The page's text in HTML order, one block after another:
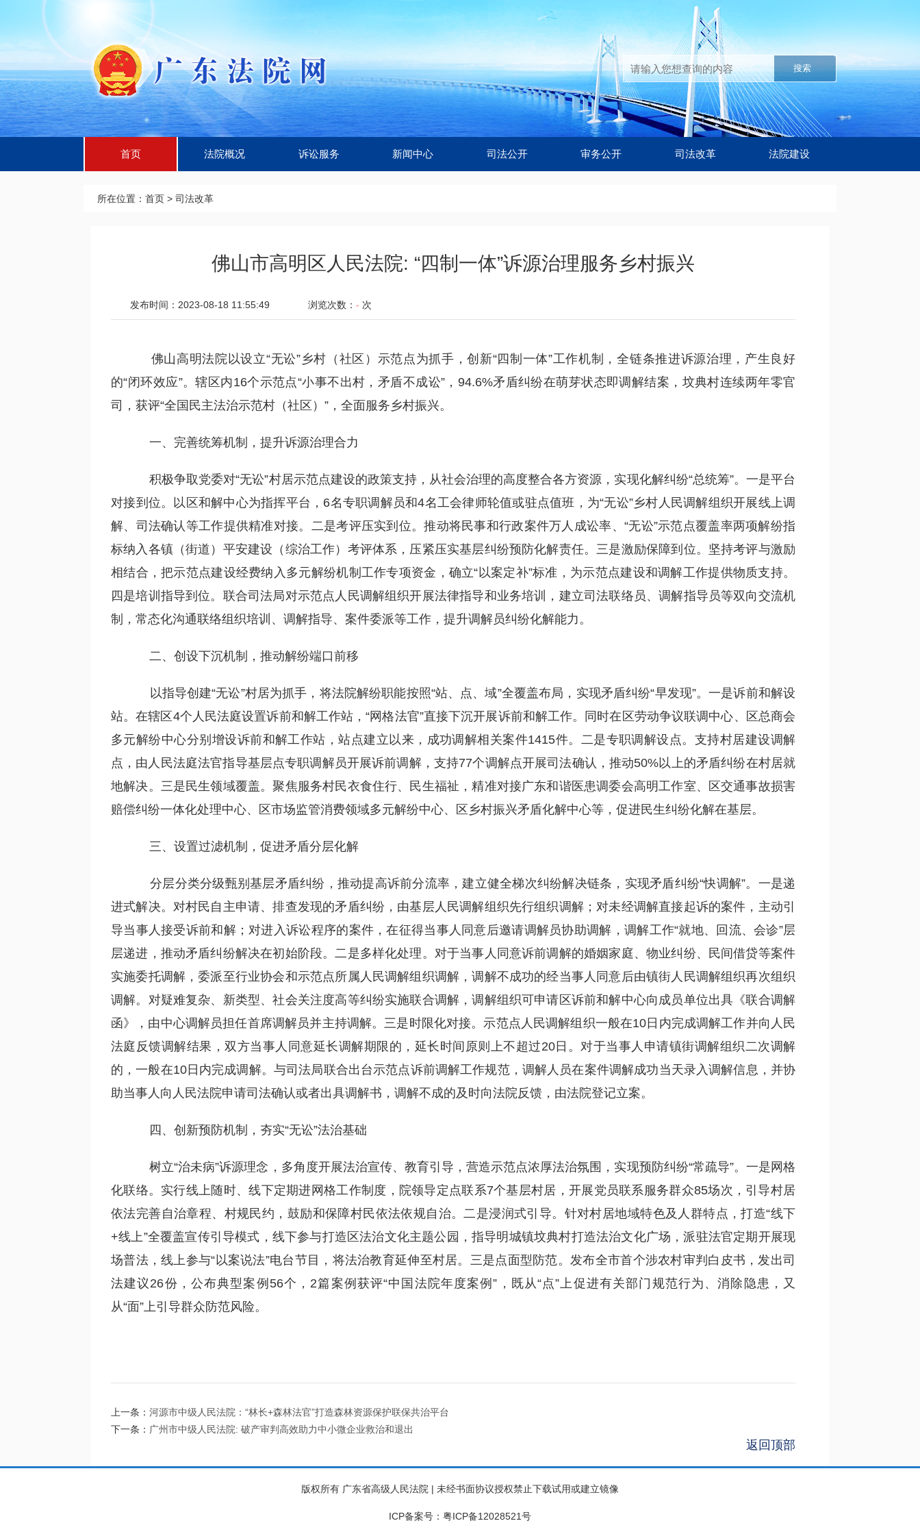
搜索
首页 法院概况 诉讼服务 新闻中心 司法公开 审务公开 司法改革 法院建设
所在位置： 首页 > 司法改革
佛山市高明区人民法院: “四制一体”诉源治理服务乡村振兴
发布时间：2023-08-18 11:55:49 浏览次数： - 次
佛山高明法院以设立“无讼”乡村（社区）示范点为抓手，创新“四制一体”工作机制，全链条推进诉源治理，产生良好
的“闭环效应”。辖区内16个示范点“小事不出村，矛盾不成讼”，94.6%矛盾纠纷在萌芽状态即调解结案，坟典村连续两年零官
司，获评“全国民主法治示范村（社区）”，全面服务乡村振兴。
一、完善统筹机制，提升诉源治理合力
积极争取党委对“无讼”村居示范点建设的政策支持，从社会治理的高度整合各方资源，实现化解纠纷“总统筹”。一是平台
对接到位。以区和解中心为指挥平台，6名专职调解员和4名工会律师轮值或驻点值班，为“无讼”乡村人民调解组织开展线上调
解、司法确认等工作提供精准对接。二是考评压实到位。推动将民事和行政案件万人成讼率、“无讼”示范点覆盖率两项解纷指
标纳入各镇（街道）平安建设（综治工作）考评体系，压紧压实基层纠纷预防化解责任。三是激励保障到位。坚持考评与激励
相结合，把示范点建设经费纳入多元解纷机制工作专项资金，确立“以案定补”标准，为示范点建设和调解工作提供物质支持。
四是培训指导到位。联合司法局对示范点人民调解组织开展法律指导和业务培训，建立司法联络员、调解指导员等双向交流机
制，常态化沟通联络组织培训、调解指导、案件委派等工作，提升调解员纠纷化解能力。
二、创设下沉机制，推动解纷端口前移
以指导创建“无讼”村居为抓手，将法院解纷职能按照“站、点、域”全覆盖布局，实现矛盾纠纷“早发现”。一是诉前和解设
站。在辖区4个人民法庭设置诉前和解工作站，“网格法官”直接下沉开展诉前和解工作。同时在区劳动争议联调中心、区总商会
多元解纷中心分别增设诉前和解工作站，站点建立以来，成功调解相关案件1415件。二是专职调解设点。支持村居建设调解
点，由人民法庭法官指导基层点专职调解员开展诉前调解，支持77个调解点开展司法确认，推动50%以上的矛盾纠纷在村居就
地解决。三是民生领域覆盖。聚焦服务村民衣食住行、民生福祉，精准对接广东和谐医患调委会高明工作室、区交通事故损害
赔偿纠纷一体化处理中心、区市场监管消费领域多元解纷中心、区乡村振兴矛盾化解中心等，促进民生纠纷化解在基层。
三、设置过滤机制，促进矛盾分层化解
分层分类分级甄别基层矛盾纠纷，推动提高诉前分流率，建立健全梯次纠纷解决链条，实现矛盾纠纷“快调解”。一是递
进式解决。对村民自主申请、排查发现的矛盾纠纷，由基层人民调解组织先行组织调解；对未经调解直接起诉的案件，主动引
导当事人接受诉前和解；对进入诉讼程序的案件，在征得当事人同意后邀请调解员协助调解，调解工作“就地、回流、会诊”层
层递进，推动矛盾纠纷解决在初始阶段。二是多样化处理。对于当事人同意诉前调解的婚姻家庭、物业纠纷、民间借贷等案件
实施委托调解，委派至行业协会和示范点所属人民调解组织调解，调解不成功的经当事人同意后由镇街人民调解组织再次组织
调解。对疑难复杂、新类型、社会关注度高等纠纷实施联合调解，调解组织可申请区诉前和解中心向成员单位出具《联合调解
函》，由中心调解员担任首席调解员并主持调解。三是时限化对接。示范点人民调解组织一般在10日内完成调解工作并向人民
法庭反馈调解结果，双方当事人同意延长调解期限的，延长时间原则上不超过20日。对于当事人申请镇街调解组织二次调解
的，一般在10日内完成调解。与司法局联合出台示范点诉前调解工作规范，调解人员在案件调解成功当天录入调解信息，并协
助当事人向人民法院申请司法确认或者出具调解书，调解不成的及时向法院反馈，由法院登记立案。
四、创新预防机制，夯实“无讼”法治基础
树立“治未病”诉源理念，多角度开展法治宣传、教育引导，营造示范点浓厚法治氛围，实现预防纠纷“常疏导”。一是网格
化联络。实行线上随时、线下定期进网格工作制度，院领导定点联系7个基层村居，开展党员联系服务群众85场次，引导村居
依法完善自治章程、村规民约，鼓励和保障村民依法依规自治。二是浸润式引导。针对村居地域特色及人群特点，打造“线下
+线上”全覆盖宣传引导模式，线下参与打造区法治文化主题公园，指导明城镇坟典村打造法治文化广场，派驻法官定期开展现
场普法，线上参与“以案说法”电台节目，将法治教育延伸至村居。三是点面型防范。发布全市首个涉农村审判白皮书，发出司
法建议26份，公布典型案例56个，2篇案例获评“中国法院年度案例”，既从“点”上促进有关部门规范行为、消除隐患，又
从“面”上引导群众防范风险。
上一条： 河源市中级人民法院：“林长+森林法官”打造森林资源保护联保共治平台
下一条： 广州市中级人民法院: 破产审判高效助力中小微企业救治和退出
返回顶部
版权所有 广东省高级人民法院 | 未经书面协议授权禁止下载试用或建立镜像
ICP备案号：粤ICP备12028521号